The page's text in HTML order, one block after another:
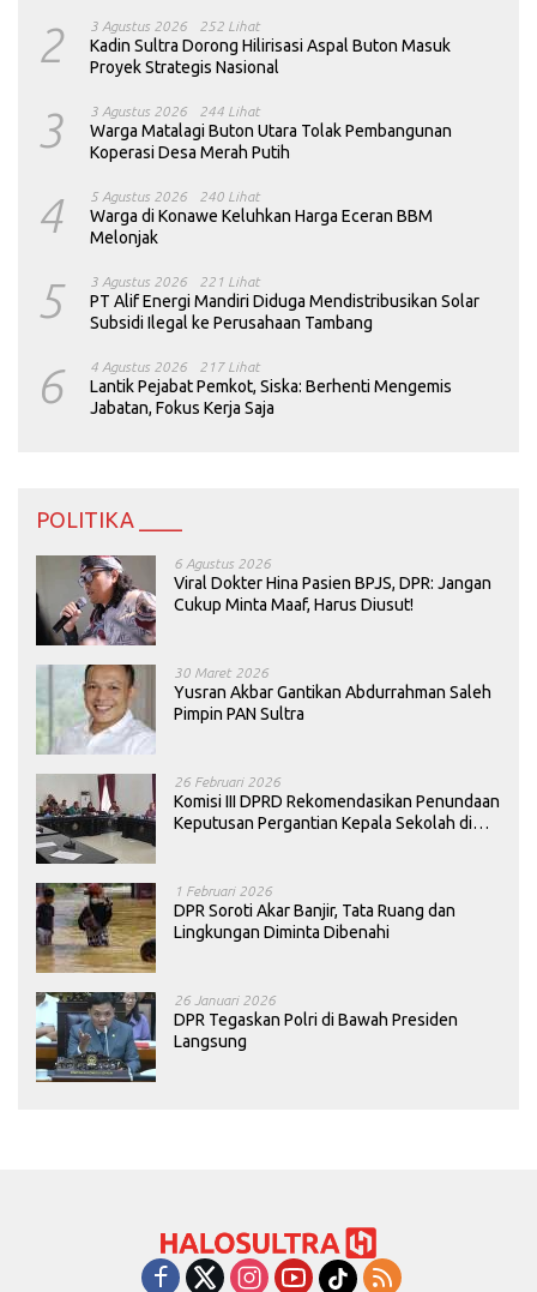
2 3 Agustus 2026 252 Lihat
Kadin Sultra Dorong Hilirisasi Aspal Buton Masuk
Proyek Strategis Nasional
3 3 Agustus 2026 244 Lihat
Warga Matalagi Buton Utara Tolak Pembangunan
Koperasi Desa Merah Putih
4 5 Agustus 2026 240 Lihat
Warga di Konawe Keluhkan Harga Eceran BBM
Melonjak
5 3 Agustus 2026 221 Lihat
PT Alif Energi Mandiri Diduga Mendistribusikan Solar
Subsidi Ilegal ke Perusahaan Tambang
6 4 Agustus 2026 217 Lihat
Lantik Pejabat Pemkot, Siska: Berhenti Mengemis
Jabatan, Fokus Kerja Saja
POLITIKA ____
6 Agustus 2026
Viral Dokter Hina Pasien BPJS, DPR: Jangan
Cukup Minta Maaf, Harus Diusut!
30 Maret 2026
Yusran Akbar Gantikan Abdurrahman Saleh
Pimpin PAN Sultra
26 Februari 2026
Komisi III DPRD Rekomendasikan Penundaan
Keputusan Pergantian Kepala Sekolah di
1 Februari 2026
DPR Soroti Akar Banjir, Tata Ruang dan
Lingkungan Diminta Dibenahi
26 Januari 2026
DPR Tegaskan Polri di Bawah Presiden
Langsung